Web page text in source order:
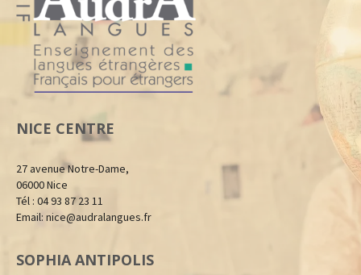
NICE CENTRE
27 avenue Notre-Dame,
06000 Nice
Tél : 04 93 87 23 11
Email: nice@audralangues.fr
SOPHIA ANTIPOLIS